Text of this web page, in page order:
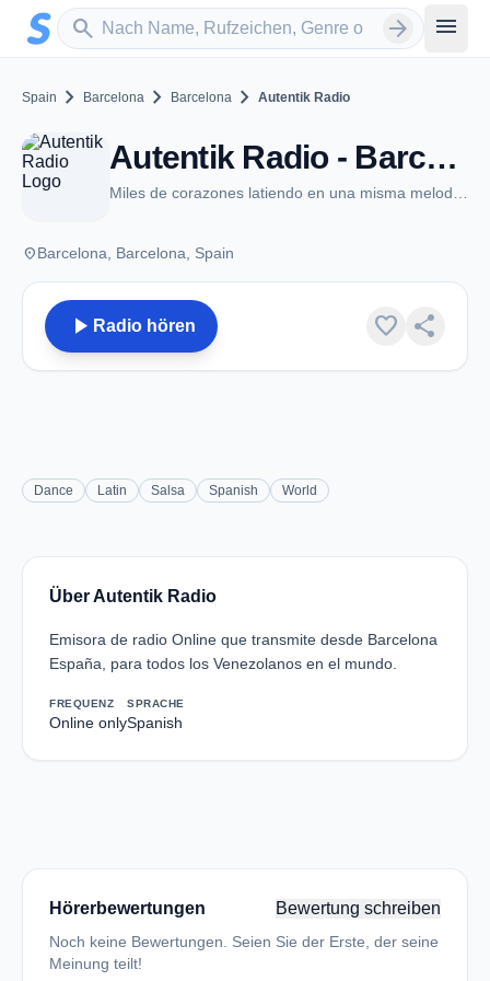
Zum Hauptinhalt springen
search
Sender suchen arrow_forward menu
Spain chevron_right Barcelona chevron_right Barcelona chevron_right Autentik Radio
Autentik Radio - Barcelona
placeBarcelona, Barcelona, Spain
play_arrow Radio hören favorite share
Dance Latin Salsa Spanish World
Über Autentik Radio
Emisora de radio Online que transmite desde Barcelona
España, para todos los Venezolanos en el mundo.
FREQUENZ
Online only
SPRACHE
Spanish
Hörerbewertungen Bewertung schreiben
Noch keine Bewertungen. Seien Sie der Erste, der seine
Meinung teilt!